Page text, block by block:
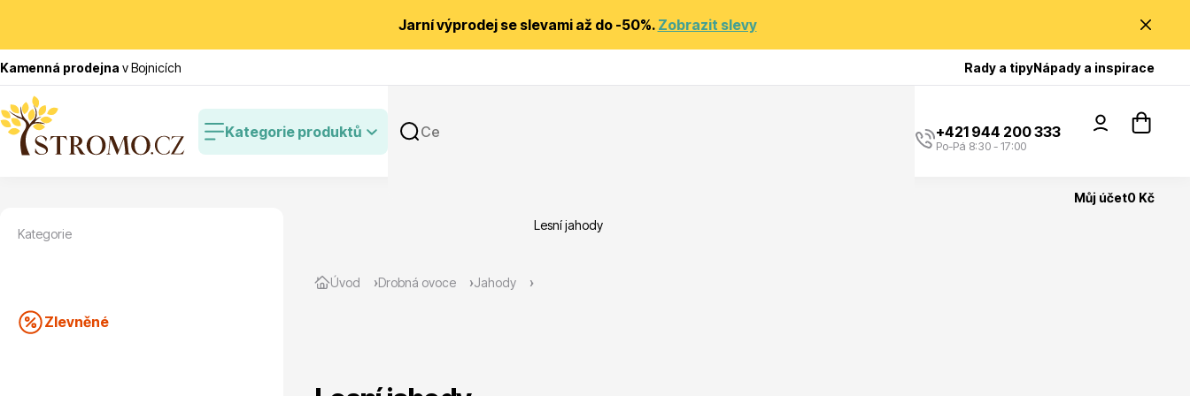
Jarní výprodej se slevami až do -50%. Zobrazit slevy
Kamenná prodejna v Bojnicích Rady a tipyNápady a inspirace
Kategorie produktů
Poradíme Vám?
+421 944 200 333
Po-Pá 8:30 - 17:00
Můj účet0 Kč
Cibuloviny
Úvod Drobná ovoce Jahody
Lesní jahody
Kategorie
Zlevněné